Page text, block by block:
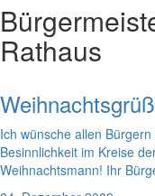
Rathaus
Ich wünsche allen
Besinnlichkeit im Kreise
Weihnachtsmann! Ihr